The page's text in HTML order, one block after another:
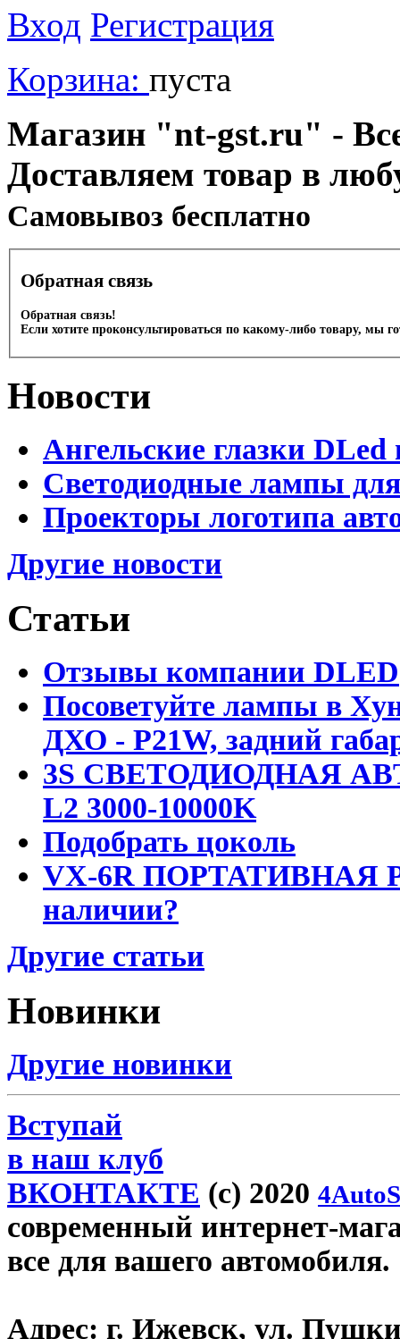
Вход Регистрация
Корзина: пуста
Магазин "nt-gst.ru" -
Доставляем товар в
Cамовывоз бесплатно
Обратная связь
Обратная связь!
Если хотите проконсультироваться по какому-либо товару, мы
Новости
Ангельские глазки DLed
Светодиодные лампы
Проекторы логотипа
Другие новости
Статьи
Отзывы компании DLED
Посоветуйте лампы в
ДХО - P21W, задний
3S СВЕТОДИОДНАЯ
L2 3000-10000K
Подобрать цоколь
VX-6R ПОРТАТИВНАЯ
наличии?
Другие статьи
Новинки
Другие новинки
Вступай
в наш клуб
ВКОНТАКТЕ (c) 2020
современный интернет-
все для вашего автомобиля.
Адрес: г. Ижевск, ул.